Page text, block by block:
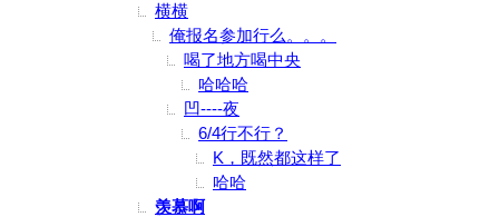
横横
俺报名参加行么。。。
喝了地方喝中央
哈哈哈
凹----夜
6/4行不行？
K，既然都这样了
哈哈
羡慕啊